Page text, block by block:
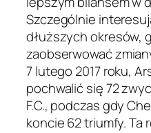
Szczególnie
dłuższych okresów,
zaobserwować
7 lutego 2017 roku,
pochwalić się 72
F.C., podczas gdy
koncie 62 triumfy. Ta